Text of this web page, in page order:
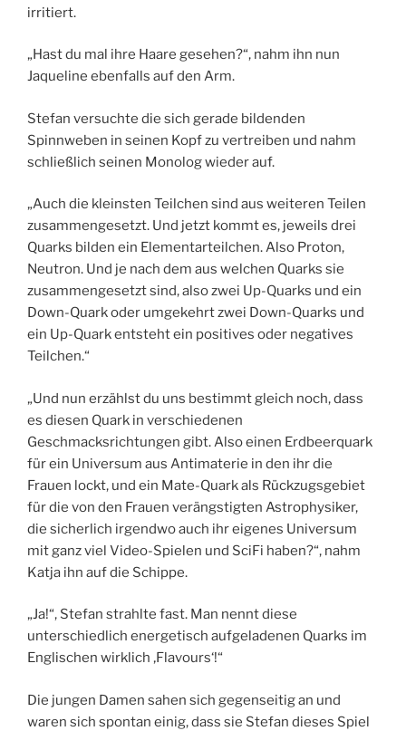
irritiert.
„Hast du mal ihre Haare gesehen?“, nahm ihn nun
Jaqueline ebenfalls auf den Arm.
Stefan versuchte die sich gerade bildenden
Spinnweben in seinen Kopf zu vertreiben und nahm
schließlich seinen Monolog wieder auf.
„Auch die kleinsten Teilchen sind aus weiteren Teilen
zusammengesetzt. Und jetzt kommt es, jeweils drei
Quarks bilden ein Elementarteilchen. Also Proton,
Neutron. Und je nach dem aus welchen Quarks sie
zusammengesetzt sind, also zwei Up-Quarks und ein
Down-Quark oder umgekehrt zwei Down-Quarks und
ein Up-Quark entsteht ein positives oder negatives
Teilchen.“
„Und nun erzählst du uns bestimmt gleich noch, dass
es diesen Quark in verschiedenen
Geschmacksrichtungen gibt. Also einen Erdbeerquark
für ein Universum aus Antimaterie in den ihr die
Frauen lockt, und ein Mate-Quark als Rückzugsgebiet
für die von den Frauen verängstigten Astrophysiker,
die sicherlich irgendwo auch ihr eigenes Universum
mit ganz viel Video-Spielen und SciFi haben?“, nahm
Katja ihn auf die Schippe.
„Ja!“, Stefan strahlte fast. Man nennt diese
unterschiedlich energetisch aufgeladenen Quarks im
Englischen wirklich ‚Flavours‘!“
Die jungen Damen sahen sich gegenseitig an und
waren sich spontan einig, dass sie Stefan dieses Spiel